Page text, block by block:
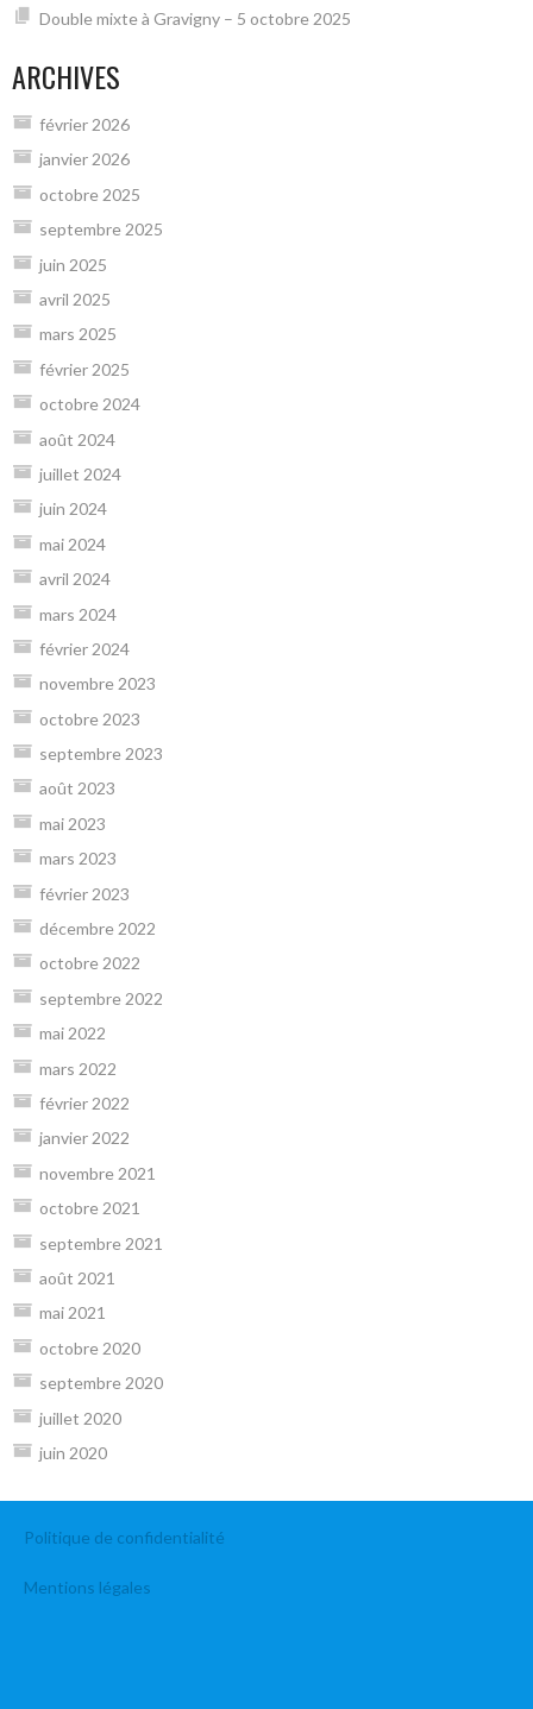
Double mixte à Gravigny – 5 octobre 2025
ARCHIVES
février 2026
janvier 2026
octobre 2025
septembre 2025
juin 2025
avril 2025
mars 2025
février 2025
octobre 2024
août 2024
juillet 2024
juin 2024
mai 2024
avril 2024
mars 2024
février 2024
novembre 2023
octobre 2023
septembre 2023
août 2023
mai 2023
mars 2023
février 2023
décembre 2022
octobre 2022
septembre 2022
mai 2022
mars 2022
février 2022
janvier 2022
novembre 2021
octobre 2021
septembre 2021
août 2021
mai 2021
octobre 2020
septembre 2020
juillet 2020
juin 2020
Politique de confidentialité
Mentions légales